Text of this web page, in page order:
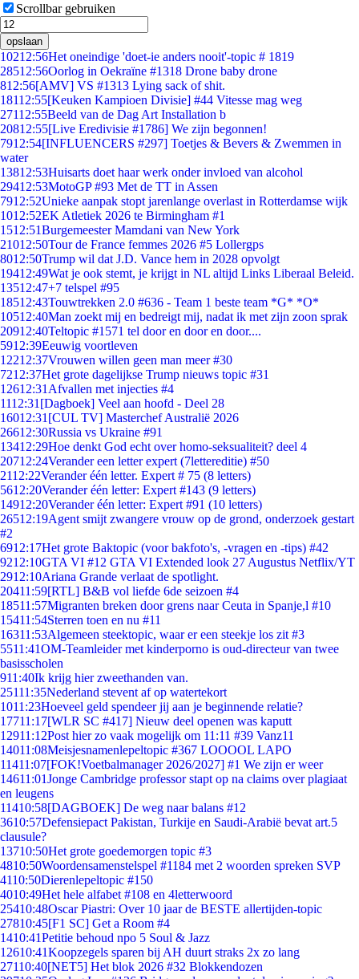
Scrollbar gebruiken
opslaan
10212:56Het oneindige 'doet-ie anders nooit'-topic # 1819
28512:56Oorlog in Oekraïne #1318 Drone baby drone
812:56[AMV] VS #1313 Lying sack of shit.
18112:55[Keuken Kampioen Divisie] #44 Vitesse mag weg
27112:55Beeld van de Dag Art Installation b
20812:55[Live Eredivisie #1786] We zijn begonnen!
7912:54[INFLUENCERS #297] Toetjes & Bevers & Zwemmen in
water
13812:53Huisarts doet haar werk onder invloed van alcohol
29412:53MotoGP #93 Met de TT in Assen
7912:52Unieke aanpak stopt jarenlange overlast in Rotterdamse wijk
1012:52EK Atletiek 2026 te Birmingham #1
1512:51Burgemeester Mamdani van New York
21012:50Tour de France femmes 2026 #5 Lollergps
8012:50Trump wil dat J.D. Vance hem in 2028 opvolgt
19412:49Wat je ook stemt, je krijgt in NL altijd Links Liberaal Beleid.
13512:47+7 telspel #95
18512:43Touwtrekken 2.0 #636 - Team 1 beste team *G* *O*
10512:40Man zoekt mij en bedreigt mij, nadat ik met zijn zoon sprak
20912:40Teltopic #1571 tel door en door en door....
5912:39Eeuwig voortleven
12212:37Vrouwen willen geen man meer #30
7212:37Het grote dagelijkse Trump nieuws topic #31
12612:31 Afvallen met injecties #4
1112:31 [Dagboek] Veel aan hoofd - Deel 28
16012:31 [CUL TV] Masterchef Australië 2026
26612:30Russia vs Ukraine #91
13412:29Hoe denkt God echt over homo-seksualiteit? deel 4
20712:24Verander een letter expert (7lettereditie) #50
2112:22Verander één letter. Expert # 75 (8 letters)
5612:20Verander één letter: Expert #143 (9 letters)
14912:20Verander één letter: Expert #91 (10 letters)
26512:19Agent smijt zwangere vrouw op de grond, onderzoek gestart
#2
6912:17Het grote Baktopic (voor bakfoto's, -vragen en -tips) #42
9212:10GTA VI #12 GTA VI Extended look 27 Augustus Netflix/YT
2912:10Ariana Grande verlaat de spotlight.
20411:59[RTL] B&B vol liefde 6de seizoen #4
18511:57Migranten breken door grens naar Ceuta in Spanje,l #10
15411:54Sterren toen en nu #11
16311:53Algemeen steektopic, waar er een steekje los zit #3
5511:41OM-Teamleider met kinderporno is oud-directeur van twee
basisscholen
911:40Ik krijg hier zweethanden van.
25111:35Nederland stevent af op watertekort
1011:23Hoeveel geld spendeer jij aan je beginnende relatie?
17711:17[WLR SC #417] Nieuw deel openen was kaputt
12911:12Post hier zo vaak mogelijk om 11:11 #39 Vanz11
14011:08Meisjesnamenlepeltopic #367 LOOOOL LAPO
11411:07[FOK!Voetbalmanager 2026/2027] #1 We zijn er weer
14611:01Jonge Cambridge professor stapt op na claims over plagiaat
en leugens
11410:58[DAGBOEK] De weg naar balans #12
3610:57Defensiepact Pakistan, Turkije en Saudi-Arabië bevat art.5
clausule?
13710:50Het grote goedemorgen topic #3
4810:50Woordensamenstelspel #1184 met 2 woorden spreken SVP
4110:50Dierenlepeltopic #150
4010:49Het hele alfabet #108 en 4letterwoord
25410:48Oscar Piastri: Over 10 jaar de BESTE allertijden-topic
27810:45[F1 SC] Get a Room #4
1410:41Petitie behoud npo 5 Soul & Jazz
12610:41Koopzegels sparen bij AH duurt straks 2x zo lang
27110:40[NET5] Het blok 2026 #32 Blokkendozen